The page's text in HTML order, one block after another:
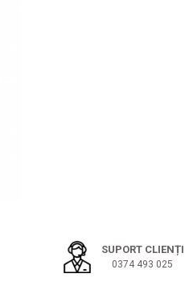
SUPORT CLIENȚI
0374 493 025